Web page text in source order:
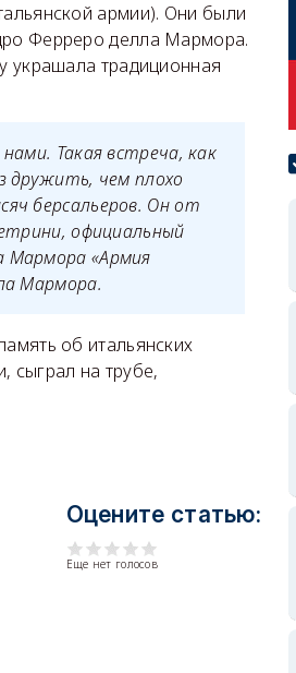
армии). Они были
Ферреро делла Мармора.
украшала традиционная
Такая встреча, как
дружить, чем плохо
берсальеров. Он от
официальный
Мармора «Армия
Мармора.
об итальянских
сыграл на трубе,
Оцените статью:
Еще нет голосов